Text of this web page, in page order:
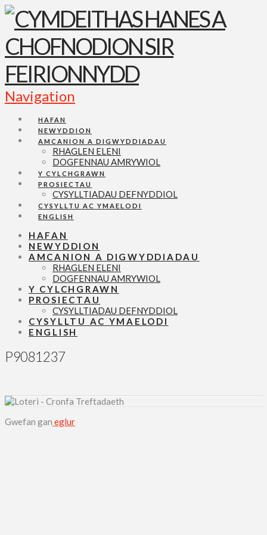
Navigation
HAFAN
NEWYDDION
AMCANION A DIGWYDDIADAU
RHAGLEN ELENI
DOGFENNAU AMRYWIOL
Y CYLCHGRAWN
PROSIECTAU
CYSYLLTIADAU DEFNYDDIOL
CYSYLLTU AC YMAELODI
ENGLISH
HAFAN
NEWYDDION
AMCANION A DIGWYDDIADAU
RHAGLEN ELENI
DOGFENNAU AMRYWIOL
Y CYLCHGRAWN
PROSIECTAU
CYSYLLTIADAU DEFNYDDIOL
CYSYLLTU AC YMAELODI
ENGLISH
P9081237
Gwefan gan eglur